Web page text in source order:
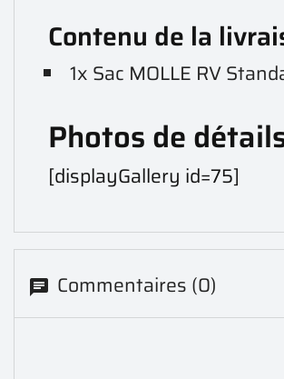
Contenu de la
1x Sac MOLLE RV
Photos de
[displayGallery id=75]
Commentaires (0)